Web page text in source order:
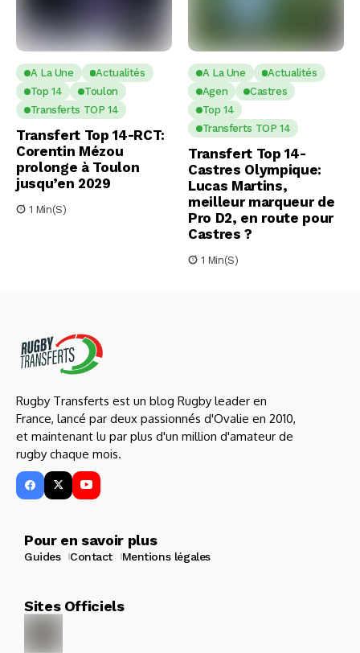
A La Une
Actualités
Top 14
Toulon
Transferts TOP 14
Transfert Top 14-RCT:
Corentin Mézou
prolonge à Toulon
jusqu’en 2029
1 Min(s)
A La Une
Actualités
Agen
Castres
Top 14
Transferts TOP 14
Transfert Top 14-
Castres Olympique:
Lucas Martins,
meilleur marqueur de
Pro D2, en route pour
Castres ?
1 Min(s)
Rugby Transferts est un blog Rugby leader en
France, lancé par deux passionnés d'Ovalie en 2010,
et maintenant lu par plus d'un million d'amateur de
rugby chaque mois.
Pour en savoir plus
Guides Contact Mentions légales
Sites Officiels